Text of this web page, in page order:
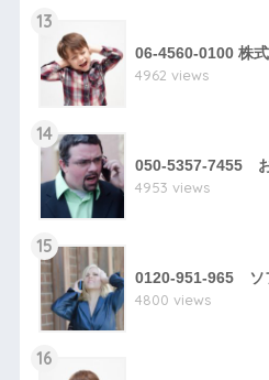
13
06-4560-0100 株
4962 views
14
050-5357-7455
4953 views
15
0120-951-965 ソ
4800 views
16